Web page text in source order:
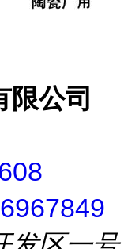
公司